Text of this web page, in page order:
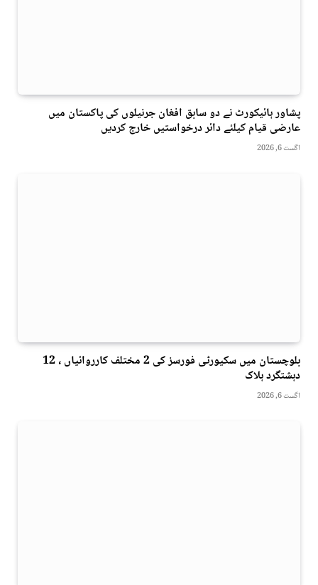
پشاور ہائیکورٹ نے دو سابق افغان جرنیلوں کی پاکستان میں
عارضی قیام کیلئے دائر درخواستیں خارج کردیں
اگست 6, 2026
بلوچستان میں سکیورٹی فورسز کی 2 مختلف کارروائیاں ، 12
دہشتگرد ہلاک
اگست 6, 2026